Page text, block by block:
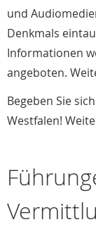
und
Denkmals
Informationen
angeboten.
Begeben Sie
Westfalen!